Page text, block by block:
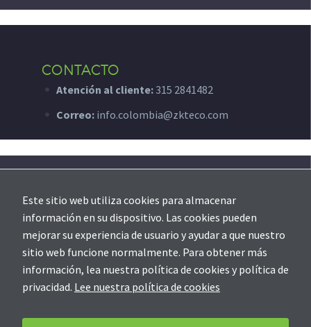
CONTACTO
Atención al cliente: 315 2841482
Correo: info.colombia@zkteco.com
Creación de ticket
Soporte Contáctanos Política de Privacidad
Este sitio web utiliza cookies para almacenar
información en su dispositivo. Las cookies pueden
mejorar su experiencia de usuario y ayudar a que nuestro
sitio web funcione normalmente. Para obtener más
información, lea nuestra política de cookies y política de
privacidad. Lee nuestra política de cookies